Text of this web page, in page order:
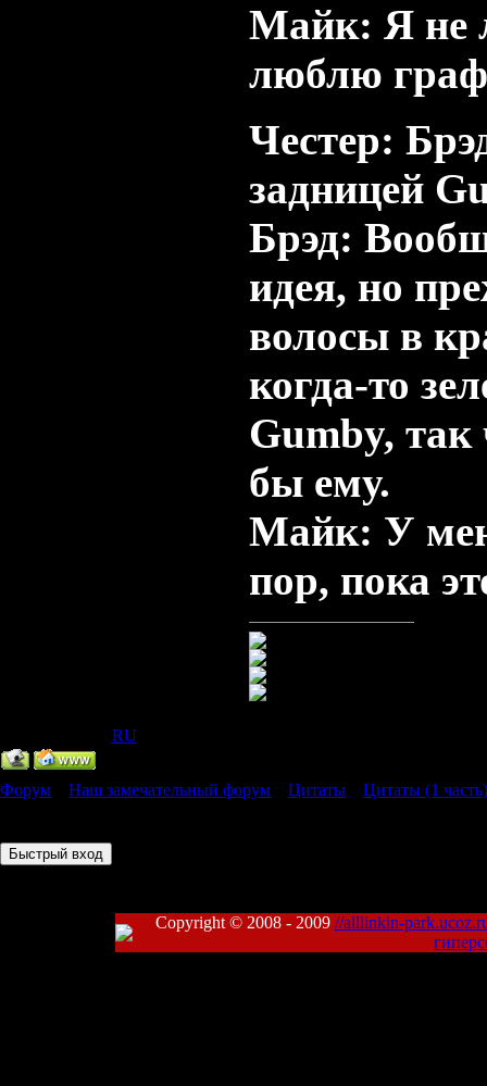
Майк: Я не
люблю
Честер:
задницей
Брэд:
идея, но
волосы в
когда-то
Gumby,
бы ему.
Майк: У
пор, пока
RU
Форум Наш замечательный форум Цитаты
Цитаты (1 часть)
Copyright © 2008 - 2009 //alllinkin-